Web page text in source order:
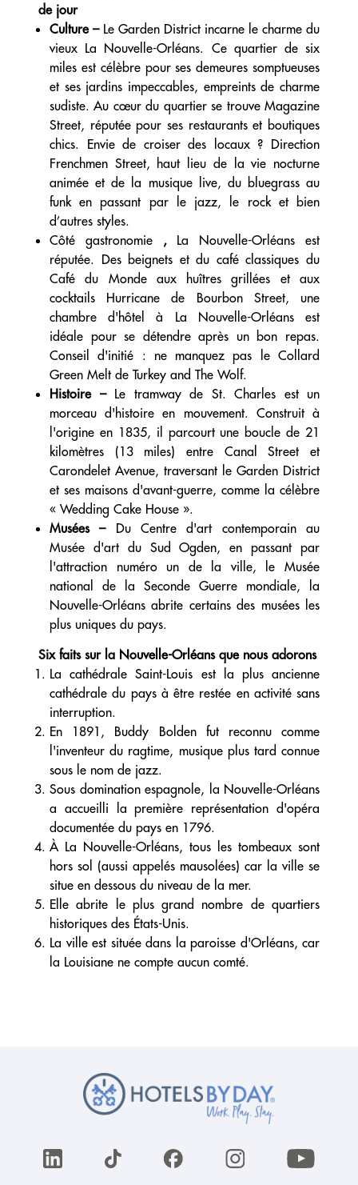
de jour
Culture –Le Garden District incarne le charme du
vieux La Nouvelle-Orléans. Ce quartier de six
miles est célèbre pour ses demeures somptueuses
et ses jardins impeccables, empreints de charme
sudiste. Au cœur du quartier se trouve Magazine
Street, réputée pour ses restaurants et boutiques
chics. Envie de croiser des locaux ? Direction
Frenchmen Street, haut lieu de la vie nocturne
animée et de la musique live, du bluegrass au
funk en passant par le jazz, le rock et bien
d’autres styles.
Côté gastronomie
,La Nouvelle-Orléans est
réputée. Des beignets et du café classiques du
Café du Monde aux huîtres grillées et aux
cocktails Hurricane de Bourbon Street, une
chambre d'hôtel à La Nouvelle-Orléans est
idéale pour se détendre après un bon repas.
Conseil d'initié : ne manquez pas le Collard
Green Melt de Turkey and The Wolf.
Histoire –Le tramway de St. Charles est un
morceau d'histoire en mouvement. Construit à
l'origine en 1835, il parcourt une boucle de 21
kilomètres (13 miles) entre Canal Street et
Carondelet Avenue, traversant le Garden District
et ses maisons d'avant-guerre, comme la célèbre
« Wedding Cake House ».
Musées –Du Centre d'art contemporain au
Musée d'art du Sud Ogden, en passant par
l'attraction numéro un de la ville, le Musée
national de la Seconde Guerre mondiale, la
Nouvelle-Orléans abrite certains des musées les
plus uniques du pays.
Six faits sur la Nouvelle-Orléans que nous adorons
La cathédrale Saint-Louis est la plus ancienne
cathédrale du pays à être restée en activité sans
interruption.
En 1891, Buddy Bolden fut reconnu comme
l'inventeur du ragtime, musique plus tard connue
sous le nom de jazz.
Sous domination espagnole, la Nouvelle-Orléans
a accueilli la première représentation d'opéra
documentée du pays en 1796.
À La Nouvelle-Orléans, tous les tombeaux sont
hors sol (aussi appelés mausolées) car la ville se
situe en dessous du niveau de la mer.
Elle abrite le plus grand nombre de quartiers
historiques des États-Unis.
La ville est située dans la paroisse d'Orléans, car
la Louisiane ne compte aucun comté.